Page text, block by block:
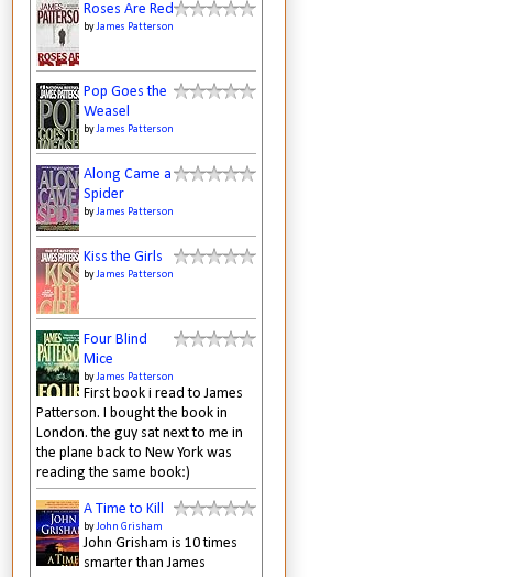
Roses Are Red
byJames Patterson
Pop Goes the
Weasel
byJames Patterson
Along Came a
Spider
byJames Patterson
Kiss the Girls
byJames Patterson
Four Blind
Mice
byJames Patterson
First book i read to James
Patterson. I bought the book in
London. the guy sat next to me in
the plane back to New York was
reading the same book:)
A Time to Kill
byJohn Grisham
John Grisham is 10 times
smarter than James